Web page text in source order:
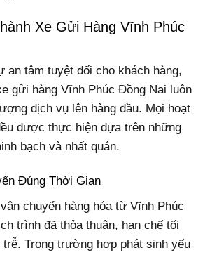
Xe Gửi Hàng Vĩnh Phúc
an tâm tuyệt đối cho khách hàng,
gửi hàng Vĩnh Phúc Đồng Nai luôn
dịch vụ lên hàng đầu. Mọi hoạt
được thực hiện dựa trên những
bạch và nhất quán.
Đúng Thời Gian
chuyển hàng hóa từ Vĩnh Phúc
trình đã thỏa thuận, hạn chế tối
Trong trường hợp phát sinh yếu